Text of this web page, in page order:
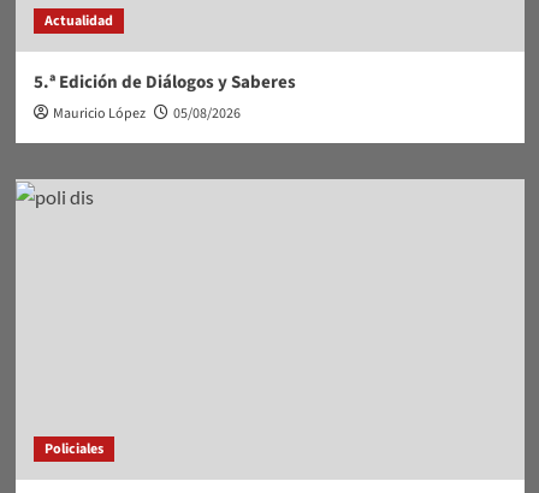
Actualidad
5.ª Edición de Diálogos y Saberes
Mauricio López 05/08/2026
Policiales